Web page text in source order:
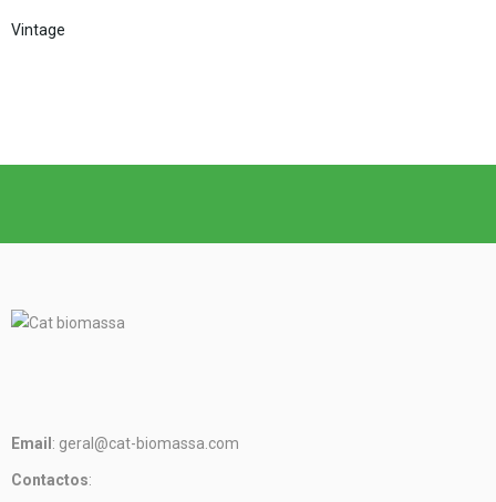
Vintage
Email : geral@cat-biomassa.com
Contactos: